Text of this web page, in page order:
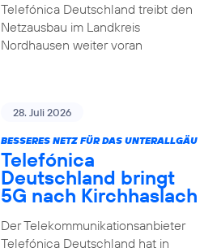
Telefónica Deutschland treibt den
Netzausbau im Landkreis
Nordhausen weiter voran
28. Juli 2026
BESSERES NETZ FÜR DAS UNTERALLGÄU
Telefónica
Deutschland bringt
5G nach Kirchhaslach
Der Telekommunikationsanbieter
Telefónica Deutschland hat in